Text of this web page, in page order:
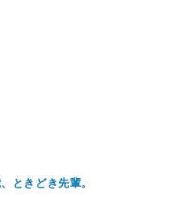
ときどき先輩。